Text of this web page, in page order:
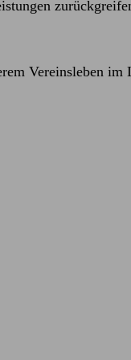
Vereinsleben im